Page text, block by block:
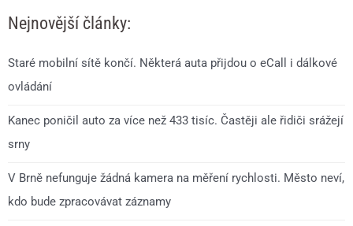
Nejnovější články:
Staré mobilní sítě končí. Některá auta přijdou o eCall i dálkové
ovládání
Kanec poničil auto za více než 433 tisíc. Častěji ale řidiči srážejí
srny
V Brně nefunguje žádná kamera na měření rychlosti. Město neví,
kdo bude zpracovávat záznamy